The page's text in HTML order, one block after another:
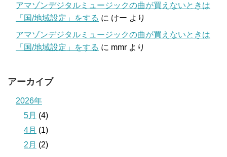
アマゾンデジタルミュージックの曲が買えないときは
「国/地域設定」をする に けー より
アマゾンデジタルミュージックの曲が買えないときは
「国/地域設定」をする に mmr より
アーカイブ
2026年
5月 (4)
4月 (1)
2月 (2)